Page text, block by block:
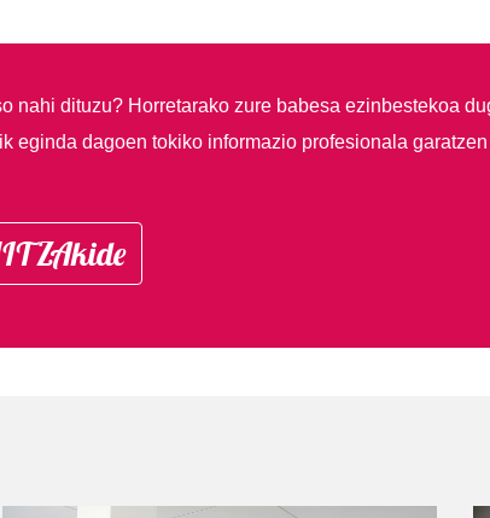
nahi dituzu? Horretarako zure babesa ezinbestekoa
eginda dagoen tokiko informazio profesionala